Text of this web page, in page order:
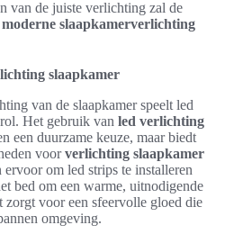
van de juiste verlichting zal de
moderne slaapkamerverlichting
slaapkamer
van de slaapkamer speelt led
Het gebruik van led verlichting
een duurzame keuze, maar biedt
voorverlichting slaapkamer
ervoor om led strips te installeren
bed om een warme, uitnodigende
zorgt voor een sfeervolle gloed die
omgeving.